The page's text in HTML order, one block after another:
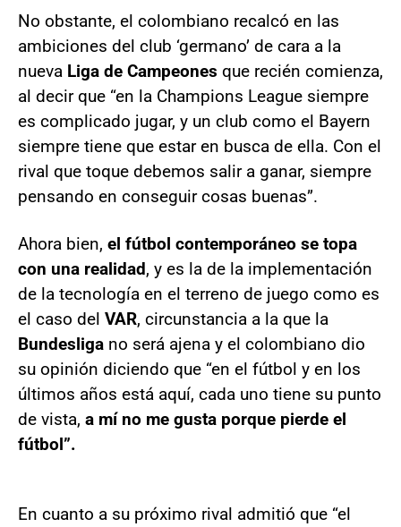
No obstante, el colombiano recalcó en las
ambiciones del club ‘germano’ de cara a la
nueva Liga de Campeones que recién comienza,
al decir que “en la Champions League siempre
es complicado jugar, y un club como el Bayern
siempre tiene que estar en busca de ella. Con el
rival que toque debemos salir a ganar, siempre
pensando en conseguir cosas buenas”.
Ahora bien, el fútbol contemporáneo se topa
con una realidad, y es la de la implementación
de la tecnología en el terreno de juego como es
el caso del VAR, circunstancia a la que la
Bundesliga no será ajena y el colombiano dio
su opinión diciendo que “en el fútbol y en los
últimos años está aquí, cada uno tiene su punto
de vista, a mí no me gusta porque pierde el
fútbol”.
En cuanto a su próximo rival admitió que “el